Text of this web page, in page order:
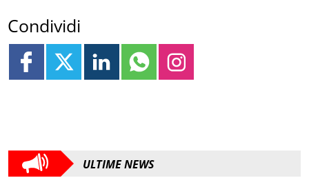
Condividi
ULTIME NEWS